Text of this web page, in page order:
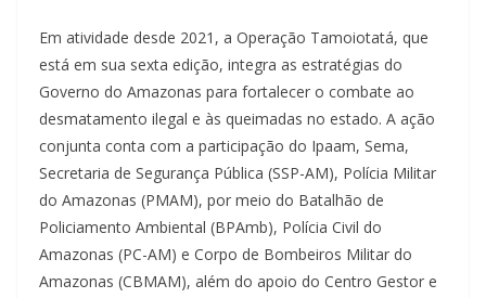
Em atividade desde 2021, a Operação Tamoiotatá, que
está em sua sexta edição, integra as estratégias do
Governo do Amazonas para fortalecer o combate ao
desmatamento ilegal e às queimadas no estado. A ação
conjunta conta com a participação do Ipaam, Sema,
Secretaria de Segurança Pública (SSP-AM), Polícia Militar
do Amazonas (PMAM), por meio do Batalhão de
Policiamento Ambiental (BPAmb), Polícia Civil do
Amazonas (PC-AM) e Corpo de Bombeiros Militar do
Amazonas (CBMAM), além do apoio do Centro Gestor e